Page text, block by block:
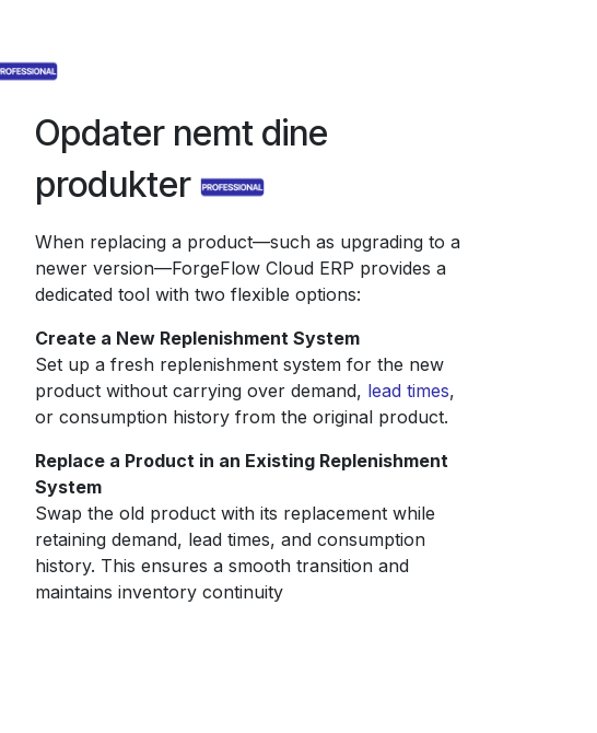
Opdater nemt dine
produkter
When replacing a product—such as upgrading to a
newer version—ForgeFlow Cloud ERP provides a
dedicated tool with two flexible options:
Create a New Replenishment System
Set up a fresh replenishment system for the new
product without carrying over demand, lead times,
or consumption history from the original product.
Replace a Product in an Existing Replenishment
System
Swap the old product with its replacement while
retaining demand, lead times, and consumption
history. This ensures a smooth transition and
maintains inventory continuity